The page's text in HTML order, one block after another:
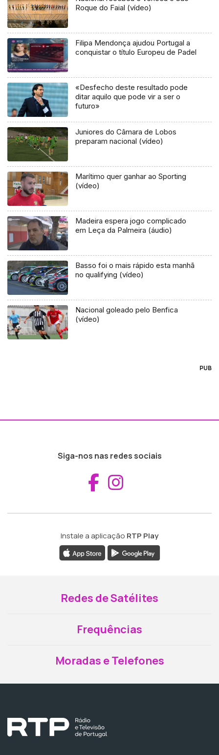
Roque do Faial (vídeo)
Filipa Mendonça ajudou Portugal a
conquistar o título Europeu de Padel
«Desfecho deste resultado pode
ditar aquilo que pode vir a ser o
futuro»
Juniores do Câmara de Lobos
preparam nacional (vídeo)
Marítimo quer ganhar ao Sporting
(vídeo)
Madeira espera jogo complicado
em Leça da Palmeira (áudio)
Basso foi o mais rápido esta manhã
no qualifying (vídeo)
Nacional goleado pelo Benfica
(vídeo)
PUB
Siga-nos nas redes sociais
Aceder ao
Instale a aplicação RTP Play
Redes de Satélites
Frequências
Moradas e Telefones